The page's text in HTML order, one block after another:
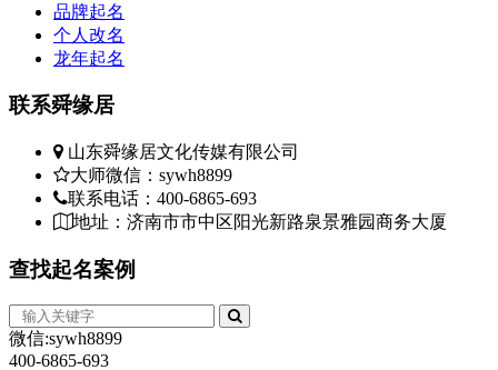
品牌起名
个人改名
龙年起名
联系舜缘居
山东舜缘居文化传媒有限公司
大师微信：sywh8899
联系电话：400-6865-693
地址：济南市市中区阳光新路泉景雅园商务大厦
查找起名案例
微信:sywh8899
400-6865-693